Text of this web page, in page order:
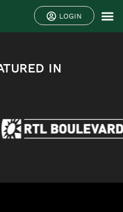
LOGIN
IN